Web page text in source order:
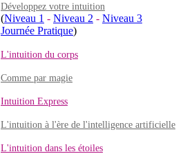
Développez votre intuition
(Niveau 1 - Niveau 2 - Niveau 3
Journée Pratique)
L'intuition du corps
Comme par magie
Intuition Express
L'intuition à l'ère de l'intelligence artificielle
L'intuition dans les étoiles